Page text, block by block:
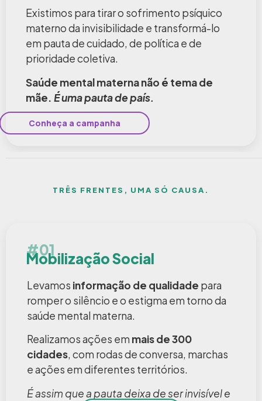
Existimos para tirar o sofrimento psíquico
materno da invisibilidade e transformá-lo
em pauta de cuidado, de política e de
prioridade coletiva.
Saúde mental materna não é tema de
mãe. É uma pauta de país.
Conheça a campanha
TRÊS FRENTES, UMA SÓ CAUSA.
#01
Mobilização Social
Levamos informação de qualidade para
romper o silêncio e o estigma em torno da
saúde mental materna.
Realizamos ações em mais de 300
cidades, com rodas de conversa, marchas
e ações em diferentes territórios.
É assim que a pauta deixa de ser invisível e